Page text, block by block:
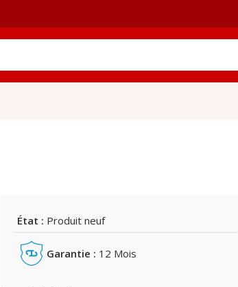
État : Produit neuf
Garantie : 12 Mois